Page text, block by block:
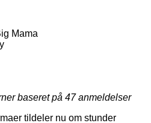
Mama
baseret på 47anmeldelser
tildeler nu om stunder